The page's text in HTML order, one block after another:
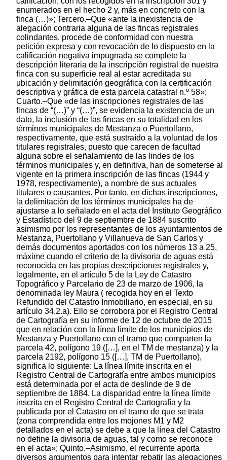
enumerados en el hecho 2 y, más en concreto con la
finca (…)»; Tercero.–Que «ante la inexistencia de
alegación contraria alguna de las fincas registrales
colindantes, procede de conformidad con nuestra
petición expresa y con revocación de lo dispuesto en la
calificación negativa impugnada se complete la
descripción literaria de la inscripción registral de nuestra
finca con su superficie real al estar acreditada su
ubicación y delimitación geográfica con la certificación
descriptiva y gráfica de esta parcela catastral n.º 58»;
Cuarto.–Que «de las inscripciones registrales de las
fincas de “(…)” y “(…)”, se evidencia la existencia de un
dato, la inclusión de las fincas en su totalidad en los
términos municipales de Mestanza o Puertollano,
respectivamente, que está sustraído a la voluntad de los
titulares registrales, puesto que carecen de facultad
alguna sobre el señalamiento de las lindes de los
términos municipales y, en definitiva, han de someterse al
vigente en la primera inscripción de las fincas (1944 y
1978, respectivamente), a nombre de sus actuales
titulares o causantes. Por tanto, en dichas inscripciones,
la delimitación de los términos municipales ha de
ajustarse a lo señalado en el acta del Instituto Geográfico
y Estadístico del 9 de septiembre de 1884 suscrito
asimismo por los representantes de los ayuntamientos de
Mestanza, Puertollano y Villanueva de San Carlos y
demás documentos aportados con los números 13 a 25,
máxime cuando el criterio de la divisoria de aguas está
reconocida en las propias descripciones registrales y,
legalmente, en el artículo 5 de la Ley de Catastro
Topográfico y Parcelario de 23 de marzo de 1906, la
denominada ley Maura ( recogida hoy en el Texto
Refundido del Catastro Inmobiliario, en especial, en su
artículo 34.2.a). Ello se corrobora por el Registro Central
de Cartografía en su informe de 12 de octubre de 2015
que en relación con la línea límite de los municipios de
Mestanza y Puertollano con el tramo que comparten la
parcela 42, polígono 19 ([…], en el TM de mestanza) y la
parcela 2192, polígono 15 ([…], TM de Puertollano),
significa lo siguiente: La línea límite inscrita en el
Registro Central de Cartografía entre ambos municipios
está determinada por el acta de deslinde de 9 de
septiembre de 1884. La disparidad entre la línea límite
inscrita en el Registro Central de Cartografía y la
publicada por el Catastro en el tramo de que se trata
(zona comprendida entre los mojones M1 y M2
detallados en el acta) se debe a que la línea del Catastro
no define la divisoria de aguas, tal y como se reconoce
en el acta»; Quinto.–Asimismo, el recurrente aporta
diversos argumentos para intentar rebatir las alegaciones